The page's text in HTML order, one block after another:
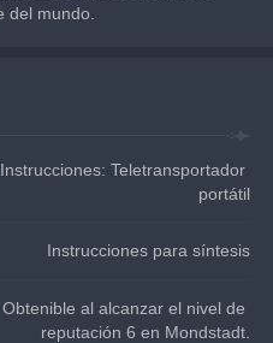
del mundo.
Instrucciones: Teletransportador
portátil
Instrucciones para síntesis
Obtenible al alcanzar el nivel de
reputación 6 en Mondstadt.